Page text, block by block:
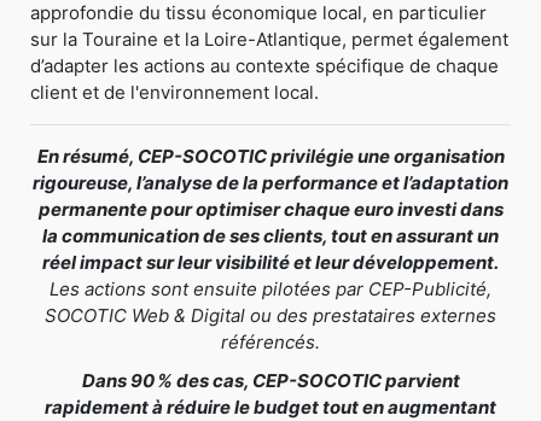
approfondie du tissu économique local, en particulier
sur la Touraine et la Loire-Atlantique, permet également
d’adapter les actions au contexte spécifique de chaque
client et de l'environnement local.
En résumé, CEP-SOCOTIC privilégie une organisation
rigoureuse, l’analyse de la performance et l’adaptation
permanente pour optimiser chaque euro investi dans
la communication de ses clients, tout en assurant un
réel impact sur leur visibilité et leur développement.
Les actions sont ensuite pilotées par CEP-Publicité,
SOCOTIC Web & Digital ou des prestataires externes
référencés.
Dans 90 % des cas, CEP-SOCOTIC parvient
rapidement à réduire le budget tout en augmentant